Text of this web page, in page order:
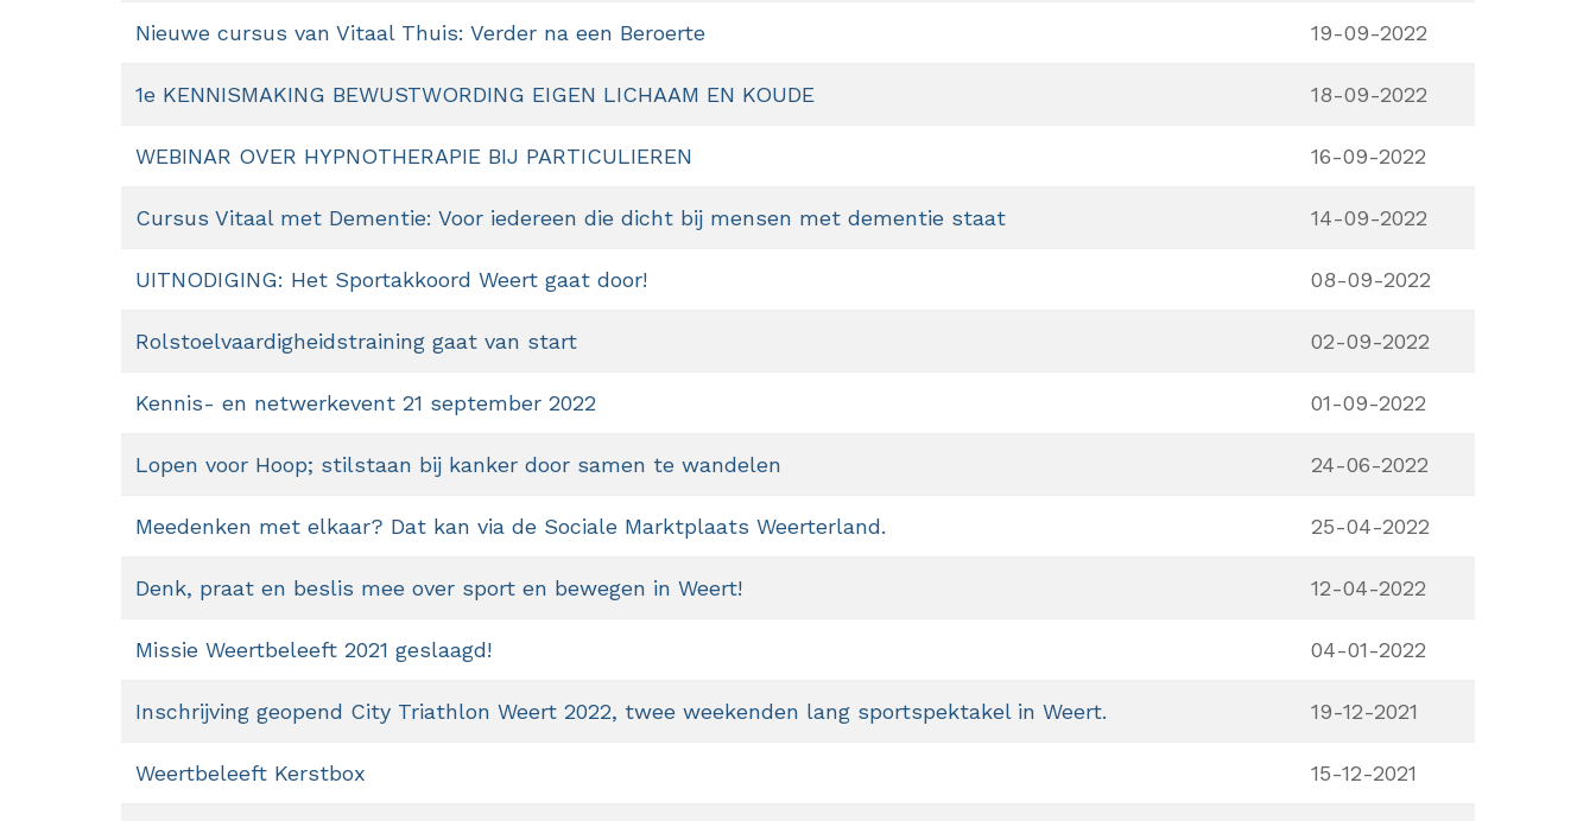
Nieuwe cursus van Vitaal Thuis: Verder na een Beroerte 19-09-2022
1e KENNISMAKING BEWUSTWORDING EIGEN LICHAAM EN KOUDE 18-09-2022
WEBINAR OVER HYPNOTHERAPIE BIJ PARTICULIEREN 16-09-2022
Cursus Vitaal met Dementie: Voor iedereen die dicht bij mensen met dementie staat 14-09-2022
UITNODIGING: Het Sportakkoord Weert gaat door! 08-09-2022
Rolstoelvaardigheidstraining gaat van start 02-09-2022
Kennis- en netwerkevent 21 september 2022 01-09-2022
Lopen voor Hoop; stilstaan bij kanker door samen te wandelen 24-06-2022
Meedenken met elkaar? Dat kan via de Sociale Marktplaats Weerterland. 25-04-2022
Denk, praat en beslis mee over sport en bewegen in Weert! 12-04-2022
Missie Weertbeleeft 2021 geslaagd! 04-01-2022
Inschrijving geopend City Triathlon Weert 2022, twee weekenden lang sportspektakel in Weert. 19-12-2021
Weertbeleeft Kerstbox 15-12-2021